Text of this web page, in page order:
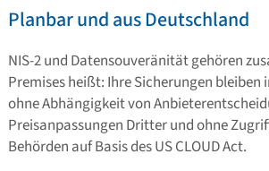
Planbar und aus Deutschland
NIS-2 und Datensouveränität gehören
Premises heißt: Ihre Sicherungen bleiben
ohne Abhängigkeit von
Preisanpassungen Dritter und ohne
Behörden auf Basis des US CLOUD Act.